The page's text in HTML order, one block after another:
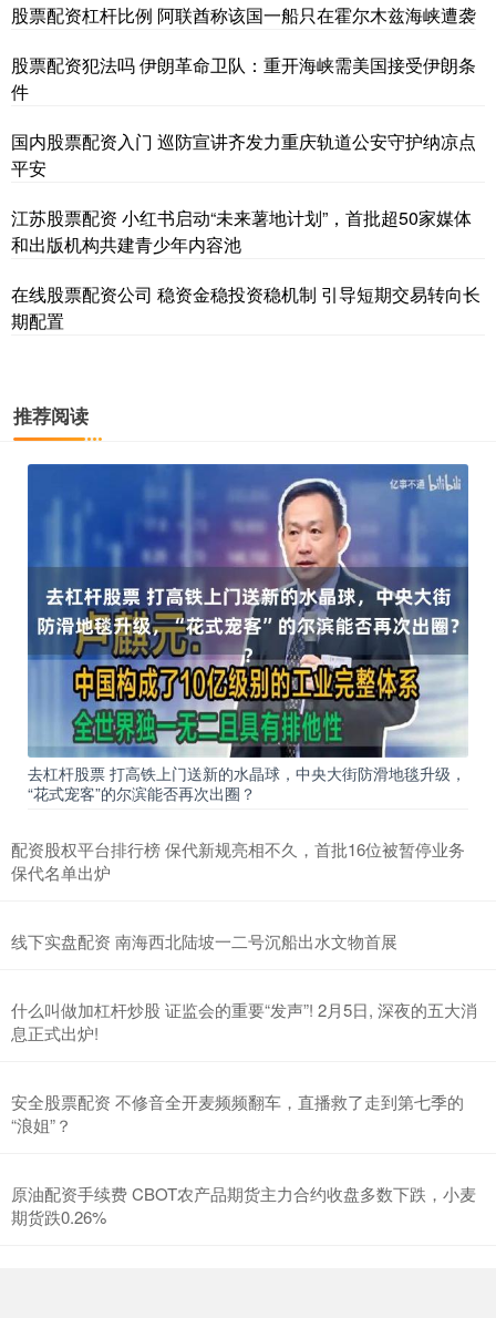
股票配资杠杆比例 阿联酋称该国一船只在霍尔木兹海峡遭袭
股票配资犯法吗 伊朗革命卫队：重开海峡需美国接受伊朗条
件
国内股票配资入门 巡防宣讲齐发力重庆轨道公安守护纳凉点
平安
江苏股票配资 小红书启动“未来薯地计划”，首批超50家媒体
和出版机构共建青少年内容池
在线股票配资公司 稳资金稳投资稳机制 引导短期交易转向长
期配置
推荐阅读
去杠杆股票 打高铁上门送新的水晶球，中央大街防滑地毯升级，
“花式宠客”的尔滨能否再次出圈？
配资股权平台排行榜 保代新规亮相不久，首批16位被暂停业务
保代名单出炉
线下实盘配资 南海西北陆坡一二号沉船出水文物首展
什么叫做加杠杆炒股 证监会的重要“发声”! 2月5日, 深夜的五大消
息正式出炉!
安全股票配资 不修音全开麦频频翻车，直播救了走到第七季的
“浪姐”？
原油配资手续费 CBOT农产品期货主力合约收盘多数下跌，小麦
期货跌0.26%